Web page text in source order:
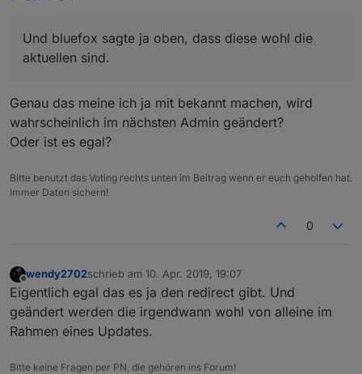
Edit: 11.04.19, Standard-Links im Admin sind jetzt
wieder funktional
Und bluefox sagte ja oben, dass diese wohl die
aktuellen sind.
Genau das meine ich ja mit bekannt machen, wird
wahrscheinlich im nächsten Admin geändert?
Oder ist es egal?
Bitte benutzt das Voting rechts unten im Beitrag wenn er euch geholfen hat.
Immer Daten sichern!
0
Offline
wendy2702schrieb am 10. Apr. 2019, 19:07
zuletzt editiert von
Eigentlich egal das es ja den redirect gibt. Und
geändert werden die irgendwann wohl von alleine im
Rahmen eines Updates.
Bitte keine Fragen per PN, die gehören ins Forum!